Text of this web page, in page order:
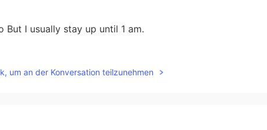
But I usually stay up until 1 am.
um an der Konversation teilzunehmen